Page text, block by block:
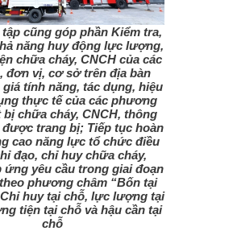
cũng góp phần Kiểm tra,
năng huy động lực lượng,
chữa cháy, CNCH của các
đơn vị, cơ sở trên địa bàn
tính năng, tác dụng, hiệu
thực tế của các phương
bị chữa cháy, CNCH, thông
trang bị; Tiếp tục hoàn
cao năng lực tổ chức điều
đạo, chỉ huy chữa cháy,
ứng yêu cầu trong giai đoạn
phương châm “Bốn tại
huy tại chỗ, lực lượng tại
tiện tại chỗ và hậu cần tại
chỗ